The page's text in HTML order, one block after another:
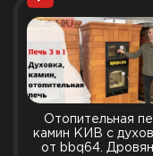
Отопительная
камин КИВ с
от bbq64.